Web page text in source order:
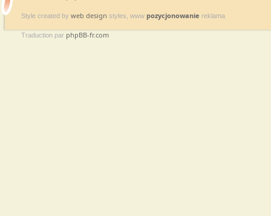
Style created by web design styles, www pozycjonowanie reklama
Traduction par phpBB-fr.com